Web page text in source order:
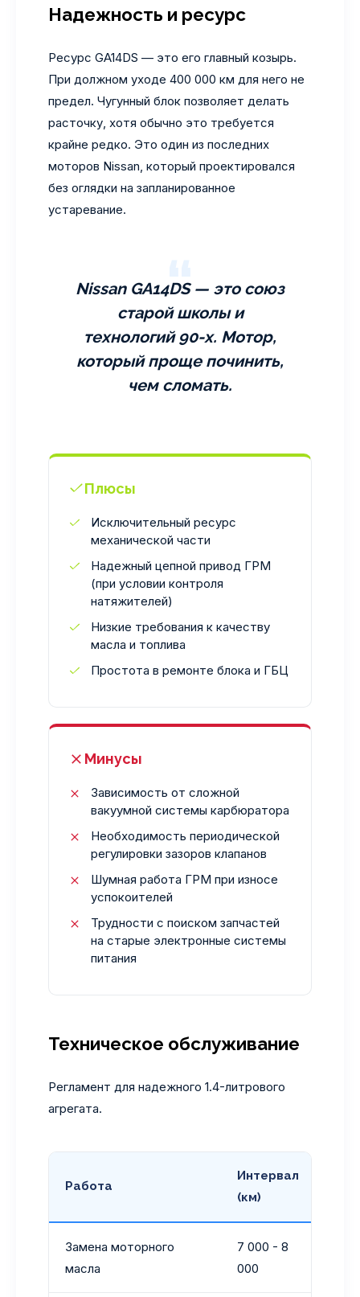
Надежность и ресурс
Ресурс GA14DS — это его главный козырь.
При должном уходе 400 000 км для него не
предел. Чугунный блок позволяет делать
расточку, хотя обычно это требуется
крайне редко. Это один из последних
моторов Nissan, который проектировался
без оглядки на запланированное
устаревание.
Nissan GA14DS — это союз
старой школы и
технологий 90-х. Мотор,
который проще починить,
чем сломать.
Плюсы
Исключительный ресурс
механической части
Надежный цепной привод ГРМ
(при условии контроля
натяжителей)
Низкие требования к качеству
масла и топлива
Простота в ремонте блока и ГБЦ
Минусы
Зависимость от сложной
вакуумной системы карбюратора
Необходимость периодической
регулировки зазоров клапанов
Шумная работа ГРМ при износе
успокоителей
Трудности с поиском запчастей
на старые электронные системы
питания
Техническое обслуживание
Регламент для надежного 1.4-литрового
агрегата.
Работа
Интервал
(км)
Замена моторного
масла
7 000 - 8
000